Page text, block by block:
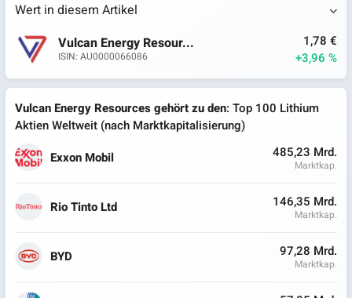
Wert in diesem Artikel
Vulcan Energy Resour...
ISIN: AU0000066086
1,78 €
+3,96 %
Vulcan Energy Resources gehört zu den: Top 100 Lithium
Aktien Weltweit (nach Marktkapitalisierung)
Exxon Mobil
485,23 Mrd.
Marktkap.
Rio Tinto Ltd 146,35 Mrd.
Marktkap.
BYD 97,28 Mrd.
Marktkap.